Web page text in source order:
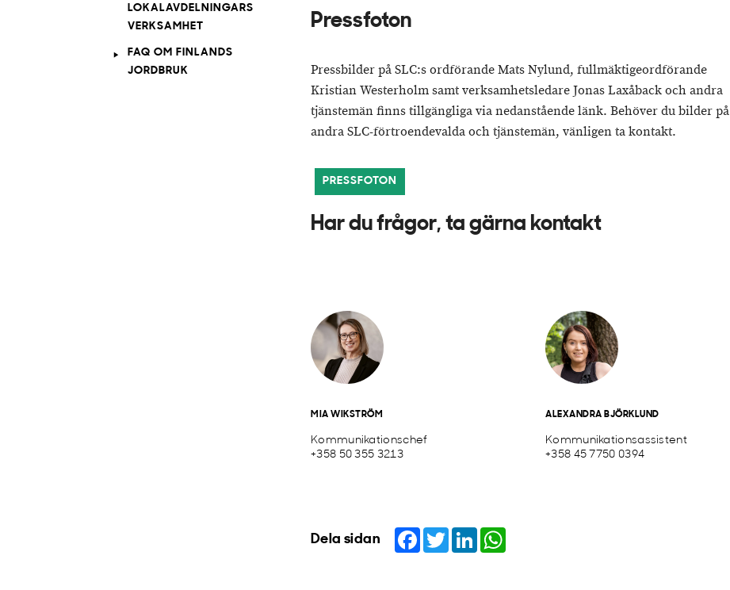
Pressfoton
Pressbilder på SLC:s ordförande Mats Nylund, fullmäktigeordförande
Kristian Westerholm samt verksamhetsledare Jonas Laxåback och andra
tjänstemän finns tillgängliga via nedanstående länk. Behöver du bilder på
andra SLC-förtroendevalda och tjänstemän, vänligen ta kontakt.
PRESSFOTON
Har du frågor, ta gärna kontakt
MIA WIKSTRÖM
Kommunikationschef
+358 50 355 3213
ALEXANDRA BJÖRKLUND
Kommunikationsassistent
+358 45 7750 0394
Dela sidan Facebook
TwitterLinkedIn
LOKALAVDELNINGARS
VERKSAMHET
FAQ OM FINLANDS
JORDBRUK